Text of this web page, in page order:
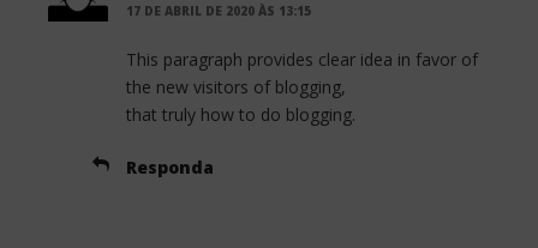
17 DE ABRIL DE 2020 ÀS 13:15
This paragraph provides clear idea in favor of
the new visitors of blogging,
that truly how to do blogging.
Responda